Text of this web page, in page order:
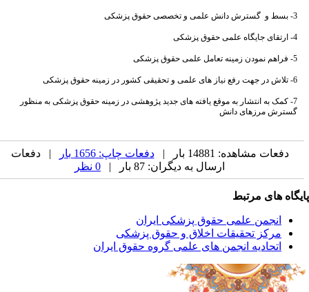
7- کمک به انتشار به موقع یافته های جدید پژوهشی در زمینه حقوق پزشکی به منظور
گسترش مرزهای دانش
دفعات مشاهده: 14881 بار | دفعات چاپ: 1656 بار
| دفعات
ارسال به دیگران: 87 بار |
های مرتبط
انجمن علمی حقوق پزشکی ایران
مرکز تحقیقات اخلاق و حقوق پزشکی
اتحادیه انجمن های علمی گروه حقوق ایران